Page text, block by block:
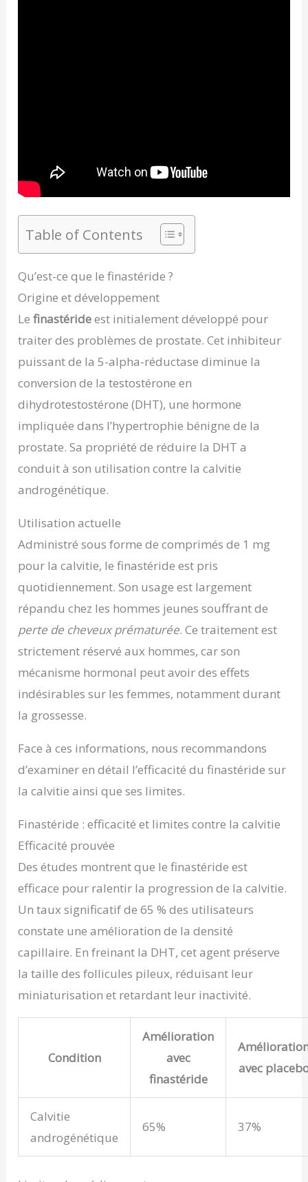
Table of Contents
Qu’est-ce que le finastéride ?
Origine et développement
Lefinastérideest initialement développé pour
traiter des problèmes de prostate. Cet inhibiteur
puissant de la 5-alpha-réductase diminue la
conversion de la testostérone en
dihydrotestostérone (DHT), une hormone
impliquée dans l’hypertrophie bénigne de la
prostate. Sa propriété de réduire la DHT a
conduit à son utilisation contre la calvitie
androgénétique.
Utilisation actuelle
Administré sous forme de comprimés de 1 mg
pour la calvitie, le finastéride est pris
quotidiennement. Son usage est largement
répandu chez les hommes jeunes souffrant de
perte de cheveux prématurée. Ce traitement est
strictement réservé aux hommes, car son
mécanisme hormonal peut avoir des effets
indésirables sur les femmes, notamment durant
la grossesse.
Face à ces informations, nous recommandons
d’examiner en détail l’efficacité du finastéride sur
la calvitie ainsi que ses limites.
Finastéride : efficacité et limites contre la calvitie
Efficacité prouvée
Des études montrent que le finastéride est
efficace pour ralentir la progression de la calvitie.
Un taux significatif de 65 % des utilisateurs
constate une amélioration de la densité
capillaire. En freinant la DHT, cet agent préserve
la taille des follicules pileux, réduisant leur
miniaturisation et retardant leur inactivité.
Condition
Amélioration
avec
finastéride
avec
Calvitie
androgénétique
65% 37%